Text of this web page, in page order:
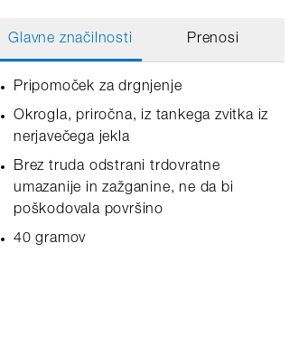
Glavne značilnosti Prenosi
Pripomoček za drgnjenje
Okrogla, priročna, iz tankega zvitka iz
nerjavečega jekla
Brez truda odstrani trdovratne
umazanije in zažganine, ne da bi
poškodovala površino
40 gramov